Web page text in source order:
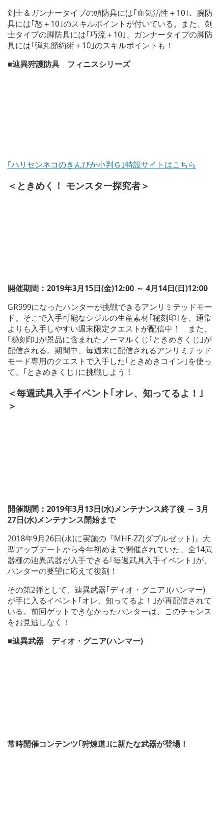
剣士＆ガンナータイプの頭防具には｢血気活性＋10｣、腕防
具には｢怒＋10｣のスキルポイントが付いている。また、剣
士タイプの脚防具には｢巧流＋10｣、ガンナータイプの脚防
具には｢弾丸節約術＋10｣のスキルポイントも！
■辿異狩護防具 フィニスシリーズ
｢ハリセンネコのきんぴか小判Ｇ｣特設サイトはこちら
＜ときめく！ モンスター探究者＞
開催期間：2019年3月15日(金)12:00 ～ 4月14日(日)12:00
GR999になったハンターが挑戦できるアンリミテッドモー
ド。そこで入手可能なシジルの生産素材｢秘刻印｣を、通常
よりも入手しやすい週末限定クエストが配信中！ また、
｢秘刻印｣が景品に含まれたノーマルくじ｢ときめきくじ｣が
配信される。期間中、毎週末に配信されるアンリミテッド
モード専用のクエストで入手した｢ときめきコイン｣を使っ
て、｢ときめきくじ｣に挑戦しよう！
＜毎週武具入手イベント｢オレ、知ってるよ！｣
＞
開催期間：2019年3月13日(水)メンテナンス終了後 ～ 3月
27日(水)メンテナンス開始まで
2018年9月26日(水)に実施の『MHF-ZZ(ダブルゼット)』大
型アップデートから今年初めまで開催されていた、全14武
器種の辿異武器が入手できる｢毎週武具入手イベント｣が、
ハンターの要望に応えて復刻！
その第2弾として、辿異武器｢ディオ・グニア｣(ハンマー)
が手に入るイベント｢オレ、知ってるよ！｣が再配信されて
いる。前回ゲットできなかったハンターは、このチャンス
をお見逃しなく！
■辿異武器 ディオ・グニア(ハンマー)
常時開催コンテンツ｢狩煉道｣に新たな武器が登場！